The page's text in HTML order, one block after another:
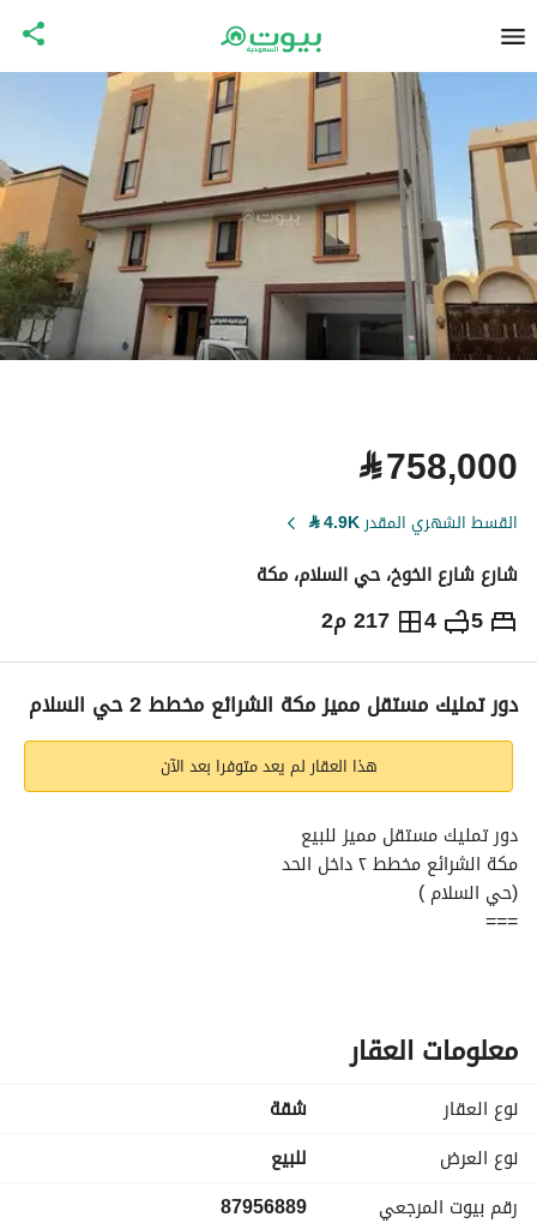
⃁758,000
القسط الشهري المقدر4.9K
⃁
شارع شارع الخوخ، حي السلام، مكة
5
4 217 م2 ⃁
758,000
التفاصيل معلومات ترخيص الإعلان حاسبة التمويل دور تمليك مستقل مميز مكة الشرائع مخطط 2 حي السلام
هذا العقار لم يعد متوفرا بعد الآن
دور تمليك مستقل مميز للبيع
مكة الشرائع مخطط ٢ داخل الحد
(حي السلام )
===
•الموقع قريب من سوق بنده والأسواق الآخرى
===
تفاصيل الدور
دور أول له مدخلين
منزلية بدورة مياه
المساحة ٢١٧. ٦٦ متر
معلومات العقار
نوع العقار
شقة
نوع العرض
للبيع
رقم بيوت المرجعي
87956889